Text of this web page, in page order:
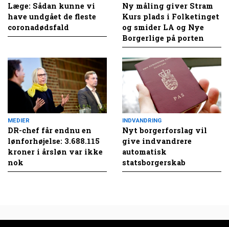
Læge: Sådan kunne vi
have undgået de fleste
coronadødsfald
Ny måling giver Stram
Kurs plads i Folketinget
og smider LA og Nye
Borgerlige på porten
MEDIER
DR-chef får endnu en
lønforhøjelse: 3.688.115
kroner i årsløn var ikke
nok
INDVANDRING
Nyt borgerforslag vil
give indvandrere
automatisk
statsborgerskab